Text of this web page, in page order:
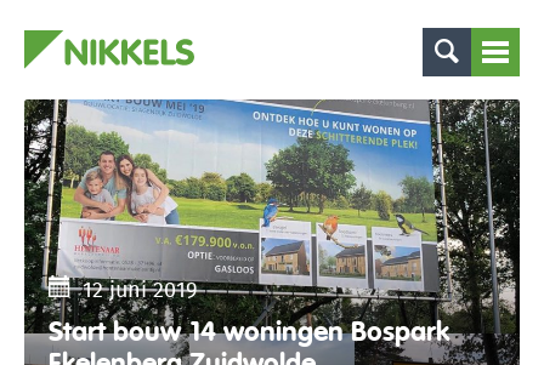
12 juni 2019
Start bouw 14 woningen Bospark